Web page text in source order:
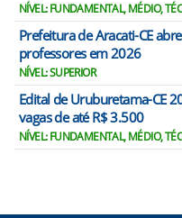
NÍVEL: FUNDAMENTAL, MÉDIO,
Prefeitura de Aracati-CE
professores em 2026
NÍVEL: SUPERIOR
Edital de Uruburetama-CE
vagas de até R$ 3.500
NÍVEL: FUNDAMENTAL, MÉDIO,